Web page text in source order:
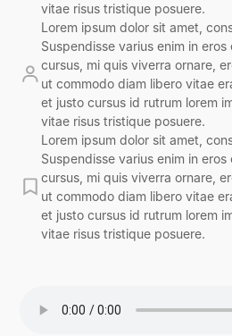
vitae risus tristique posuere.
Lorem ipsum dolor sit amet,
Suspendisse varius enim in
cursus, mi quis viverra ornare,
ut commodo diam libero vitae
et justo cursus id rutrum lorem
vitae risus tristique posuere.
Lorem ipsum dolor sit amet,
Suspendisse varius enim in
cursus, mi quis viverra ornare,
ut commodo diam libero vitae
et justo cursus id rutrum lorem
vitae risus tristique posuere.